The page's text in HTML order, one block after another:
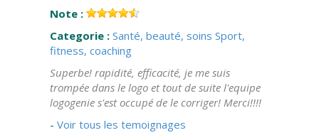
Note :
Categorie : Santé, beauté, soins Sport,
fitness, coaching
Superbe! rapidité, efficacité, je me suis
trompée dans le logo et tout de suite l'equipe
logogenie s'est occupé de le corriger! Merci!!!!
- Voir tous les temoignages